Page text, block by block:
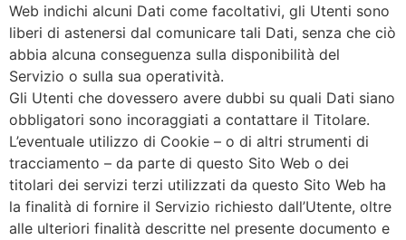
Web indichi alcuni Dati come facoltativi, gli Utenti sono
liberi di astenersi dal comunicare tali Dati, senza che ciò
abbia alcuna conseguenza sulla disponibilità del
Servizio o sulla sua operatività.
Gli Utenti che dovessero avere dubbi su quali Dati siano
obbligatori sono incoraggiati a contattare il Titolare.
L’eventuale utilizzo di Cookie – o di altri strumenti di
tracciamento – da parte di questo Sito Web o dei
titolari dei servizi terzi utilizzati da questo Sito Web ha
la finalità di fornire il Servizio richiesto dall’Utente, oltre
alle ulteriori finalità descritte nel presente documento e